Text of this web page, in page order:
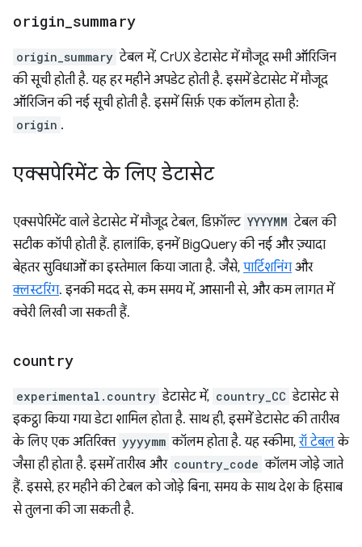
origin summary
origin_summary टेबल में, CrUX डेटासेट में मौजूद सभी ऑरिजिन
की सूची होती है. यह हर महीने अपडेट होती है. इसमें डेटासेट में मौजूद
ऑरिजिन की नई सूची होती है. इसमें सिर्फ़ एक कॉलम होता है:
origin .
एक्सपेरिमेंट के लिए डेटासेट
एक्सपेरिमेंट वाले डेटासेट में मौजूद टेबल, डिफ़ॉल्ट YYYYMM टेबल की
सटीक कॉपी होती हैं. हालांकि, इनमें BigQuery की नई और ज़्यादा
बेहतर सुविधाओं का इस्तेमाल किया जाता है. जैसे, पार्टिशनिंगऔर
क्लस्टरिंग. इनकी मदद से, कम समय में, आसानी से, और कम लागत में
क्वेरी लिखी जा सकती हैं.
country
experimental.country डेटासेट में, country_CC डेटासेट से
इकट्ठा किया गया डेटा शामिल होता है. साथ ही, इसमें डेटासेट की तारीख
के लिए एक अतिरिक्त yyyymm कॉलम होता है. यह स्कीमा,रॉ टेबलके
जैसा ही होता है. इसमें तारीख और country_code कॉलम जोड़े जाते
हैं. इससे, हर महीने की टेबल को जोड़े बिना, समय के साथ देश के हिसाब
से तुलना की जा सकती है.